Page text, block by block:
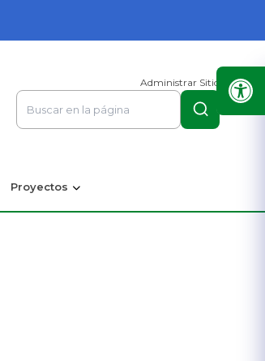
Administrar Sitio
Proyectos